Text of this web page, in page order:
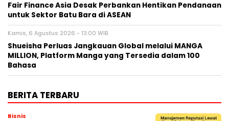
Fair Finance Asia Desak Perbankan Hentikan Pendanaan
untuk Sektor Batu Bara di ASEAN
Kamis, 6 Agustus 2026 - 13:00 WIB
Shueisha Perluas Jangkauan Global melalui MANGA
MILLION, Platform Manga yang Tersedia dalam 100
Bahasa
BERITA TERBARU
Bisnis